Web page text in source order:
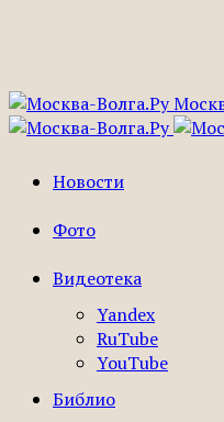
Новости
Фото
Видеотека
Yandex
RuTube
YouTube
Библио